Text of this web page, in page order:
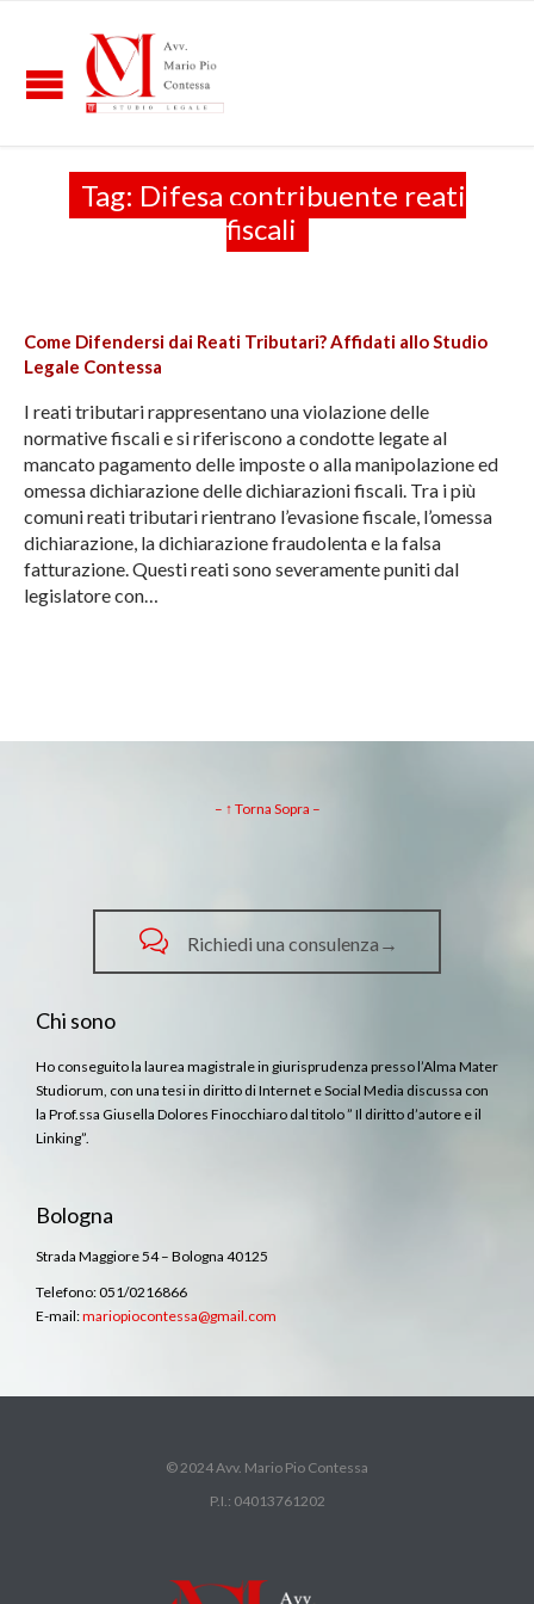
Tag: Difesa contribuente reati
fiscali
Come Difendersi dai Reati Tributari? Affidati allo Studio
Legale Contessa
I reati tributari rappresentano una violazione delle
normative fiscali e si riferiscono a condotte legate al
mancato pagamento delle imposte o alla manipolazione ed
omessa dichiarazione delle dichiarazioni fiscali. Tra i più
comuni reati tributari rientrano l’evasione fiscale, l’omessa
dichiarazione, la dichiarazione fraudolenta e la falsa
fatturazione. Questi reati sono severamente puniti dal
legislatore con…
– ↑ Torna Sopra –
 Richiedi una consulenza→
Chi sono
Ho conseguito la laurea magistrale in giurisprudenza presso l’Alma Mater
Studiorum, con una tesi in diritto di Internet e Social Media discussa con
la Prof.ssa Giusella Dolores Finocchiaro dal titolo ” Il diritto d’autore e il
Linking”.
Bologna
Strada Maggiore 54 – Bologna 40125
Telefono: 051/0216866
E-mail:mariopiocontessa@gmail.com
© 2024 Avv. Mario Pio Contessa
P.I.: 04013761202